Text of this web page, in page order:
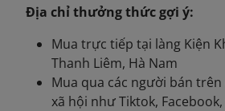
Địa chỉ thưởng thức gợi ý:
Mua trực tiếp tại làng Kiện
Thanh Liêm, Hà Nam
Mua qua các người bán
xã hội như Tiktok, Facebook,